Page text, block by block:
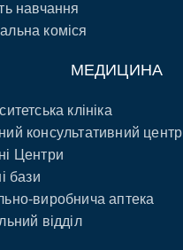
навчання
коміся
МЕДИЦИНА
клініка
консультативний центр
Центри
бази
виробнича аптека
відділ